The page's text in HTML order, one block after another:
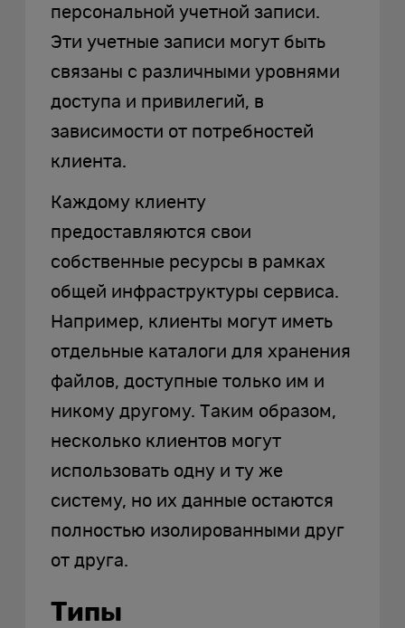
персональной учетной записи.
Эти учетные записи могут быть
связаны с различными уровнями
доступа и привилегий, в
зависимости от потребностей
клиента.
Каждому клиенту
предоставляются свои
собственные ресурсы в рамках
общей инфраструктуры сервиса.
Например, клиенты могут иметь
отдельные каталоги для хранения
файлов, доступные только им и
никому другому. Таким образом,
несколько клиентов могут
использовать одну и ту же
систему, но их данные остаются
полностью изолированными друг
от друга.
Типы